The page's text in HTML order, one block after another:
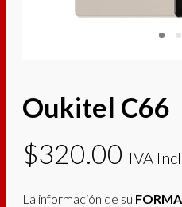
Oukitel C66
$320.00 IVA
La información de su